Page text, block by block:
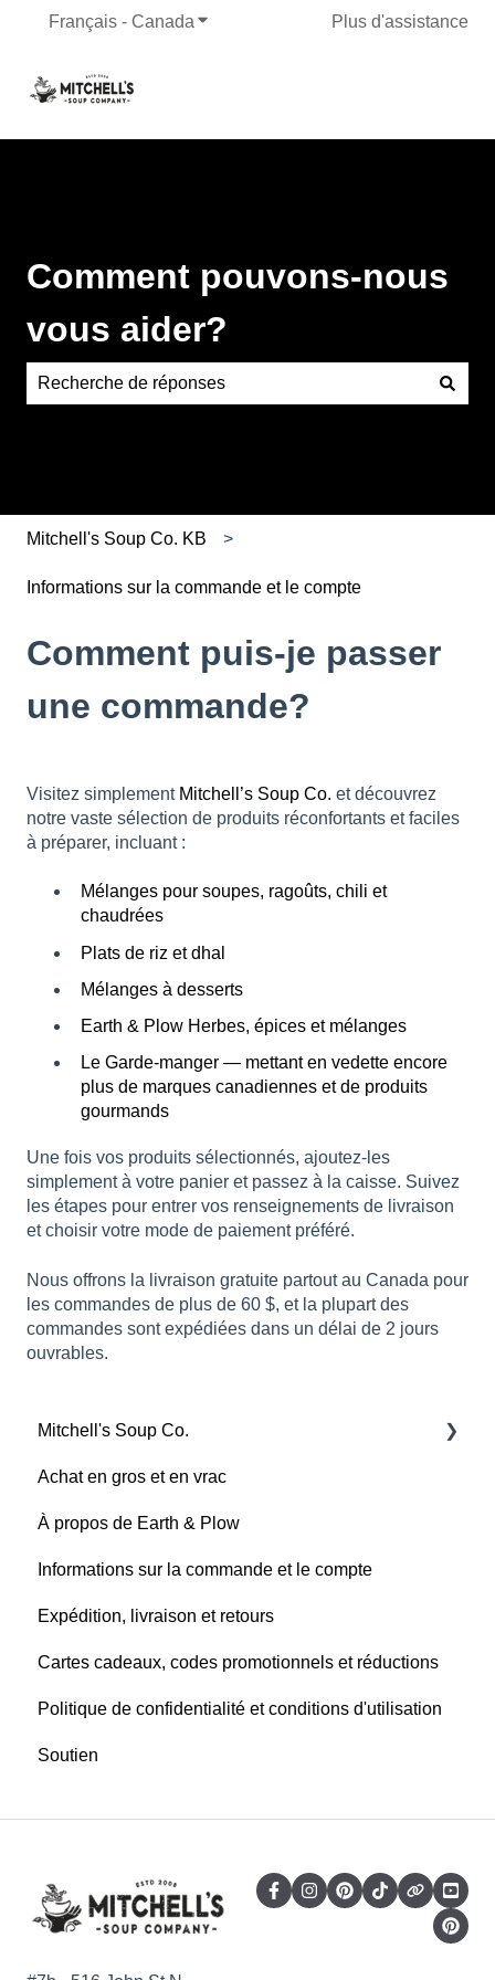
Français - Canada Afficher le sous-menu pour les
Plus d'assistance
Comment pouvons-nous
vous aider?
Mitchell's Soup Co. KB
Informations sur la commande et le compte
Comment puis-je passer
une commande?
Visitez simplement Mitchell’s Soup Co. et découvrez
notre vaste sélection de produits réconfortants et faciles
à préparer, incluant :
Mélanges pour soupes, ragoûts, chili et
chaudrées
Plats de riz et dhal
Mélanges à desserts
Earth & Plow Herbes, épices et mélanges
Le Garde-manger — mettant en vedette encore
plus de marques canadiennes et de produits
gourmands
Une fois vos produits sélectionnés, ajoutez-les
simplement à votre panier et passez à la caisse. Suivez
les étapes pour entrer vos renseignements de livraison
et choisir votre mode de paiement préféré.
Nous offrons la livraison gratuite partout au Canada pour
les commandes de plus de 60 $, et la plupart des
commandes sont expédiées dans un délai de 2 jours
ouvrables.
Mitchell's Soup Co.
Produits, ingrédients et informations nutritionnelles
Cuisine et préparation
Conservation, durée de conservation et
Achat en gros et en vrac
À propos de Earth & Plow
Informations sur la commande et le compte
Expédition, livraison et retours
Cartes cadeaux, codes promotionnels et réductions
Politique de confidentialité et conditions d'utilisation
Soutien